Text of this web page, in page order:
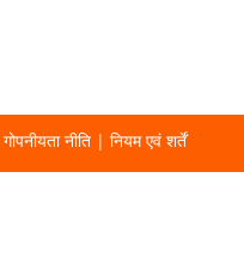
गोपनीयता नीति | नियम एवं शर्तें